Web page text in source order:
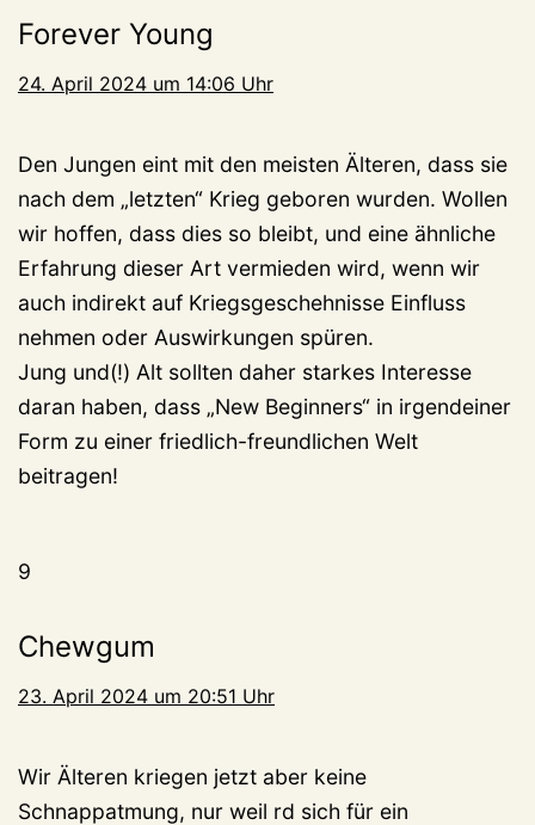
Forever Young
24. April 2024 um 14:06 Uhr
Den Jungen eint mit den meisten Älteren, dass sie
nach dem „letzten“ Krieg geboren wurden. Wollen
wir hoffen, dass dies so bleibt, und eine ähnliche
Erfahrung dieser Art vermieden wird, wenn wir
auch indirekt auf Kriegsgeschehnisse Einfluss
nehmen oder Auswirkungen spüren.
Jung und(!) Alt sollten daher starkes Interesse
daran haben, dass „New Beginners“ in irgendeiner
Form zu einer friedlich-freundlichen Welt
beitragen!
9
Chewgum
23. April 2024 um 20:51 Uhr
Wir Älteren kriegen jetzt aber keine
Schnappatmung, nur weil rd sich für ein